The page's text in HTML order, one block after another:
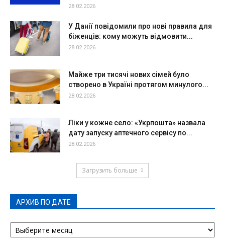
28.02.2026
У Данії повідомили про нові правила для
біженців: кому можуть відмовити...
28.02.2026
Майже три тисячі нових сімей було
створено в Україні протягом минулого...
28.02.2026
Ліки у кожне село: «Укрпошта» назвала
дату запуску аптечного сервісу по...
28.02.2026
Загрузить больше
АРХИВ ПО ДАТЕ
АРХИВ
ПО